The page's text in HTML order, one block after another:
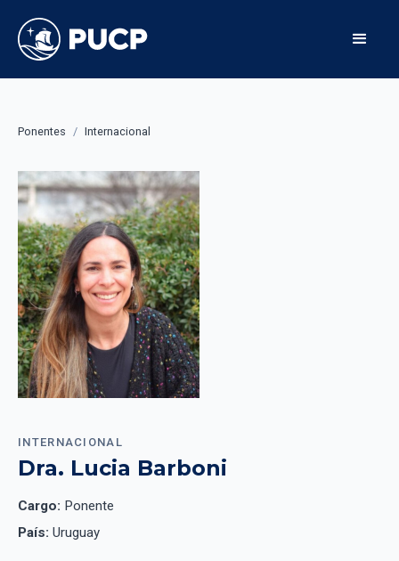
Ponentes / Internacional
INTERNACIONAL
Dra. Lucia Barboni
Cargo: Ponente
País: Uruguay